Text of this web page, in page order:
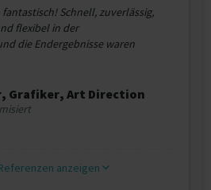
Schnell, zuverlässig,
flexibel in der
die Endergebnisse waren
Grafiker, Art Direction
anzeigen